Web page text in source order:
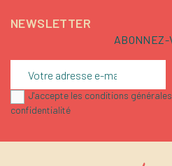
NEWSLETTER
ABONNEZ-
J'accepte les conditions
confidentialité